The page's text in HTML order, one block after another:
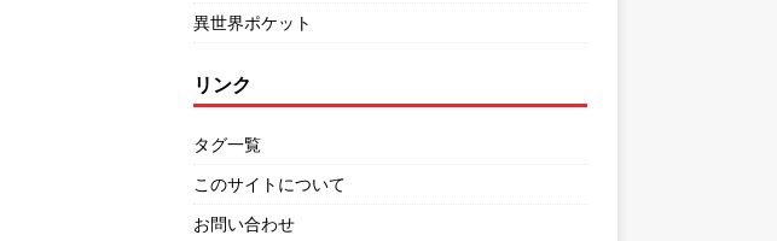
異世界ポケット
リンク
タグ一覧
このサイトについて
お問い合わせ